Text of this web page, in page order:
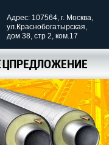
Адрес: 107564, г. Москва,
ул.Краснобогатырская,
дом 38, стр 2, ком.17